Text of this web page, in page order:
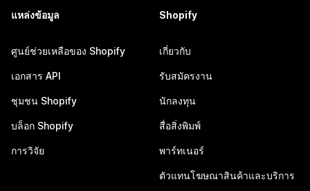
แหล่งข้อมูล
ศูนย์ช่วยเหลือของ Shopify
เอกสาร API
ชุมชน Shopify
บล็อก Shopify
การวิจัย
Shopify
เกี่ยวกับ
รับสมัครงาน
นักลงทุน
สื่อสิ่งพิมพ์
พาร์ทเนอร์
ตัวแทนโฆษณาสินค้าและบริการ